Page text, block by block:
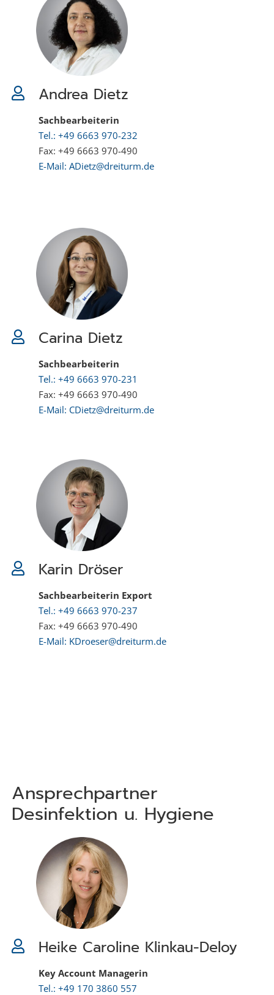
Andrea Dietz
Sachbearbeiterin
Tel.: +49 6663 970-232
Fax: +49 6663 970-490
E-Mail: ADietz@dreiturm.de
Carina Dietz
Sachbearbeiterin
Tel.: +49 6663 970-231
Fax: +49 6663 970-490
E-Mail: CDietz@dreiturm.de
Karin Dröser
Sachbearbeiterin Export
Tel.: +49 6663 970-237
Fax: +49 6663 970-490
E-Mail: KDroeser@dreiturm.de
Ansprechpartner
Desinfektion u. Hygiene
Heike Caroline Klinkau-Deloy
Key Account Managerin
Tel.: +49 170 3860 557